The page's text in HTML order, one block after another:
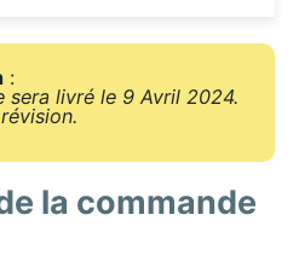
:
sera livré le 9 Avril 2024.
la commande